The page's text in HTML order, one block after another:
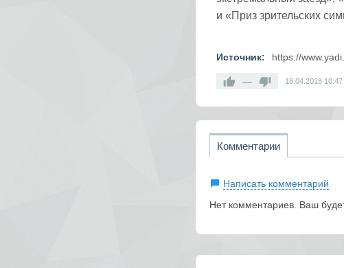
и «Приз зрительских
Источник: https://
— 18.04.2018 10:47
Комментарии
Написать комментарий
Нет комментариев. Ваш